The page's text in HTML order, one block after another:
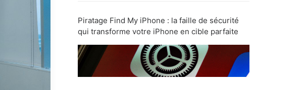
Piratage Find My iPhone : la faille de sécurité
qui transforme votre iPhone en cible parfaite